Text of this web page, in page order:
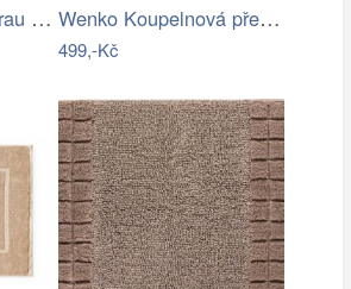
Die moderne Hausfrau Koupelnová… Wenko Koupelnová předložka PEONY s…
499,-Kč